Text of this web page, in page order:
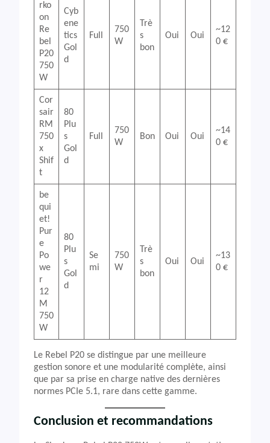
rko
on
Re
bel
P20
750
W
Cyb
ene
tics
Gol
d
Full
750
W
Trè
s
bon
Oui Oui
~12
0 €
Cor
sair
RM
750
x
Shif
t
80
Plu
s
Gol
d
Full
750
W
Bon Oui Oui
~14
0 €
be
qui
et!
Pur
e
Po
we
r
12
M
750
W
80
Plu
s
Gol
d
Se
mi
750
W
Trè
s
bon
Oui Oui
~13
0 €
Le Rebel P20 se distingue par une meilleure
gestion sonore et une modularité complète, ainsi
que par sa prise en charge native des dernières
normes PCIe 5.1, rare dans cette gamme.
Conclusion et recommandations